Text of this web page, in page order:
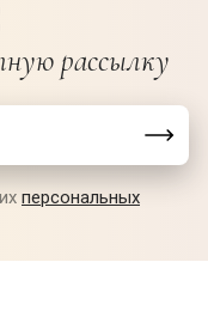
рассылку
персональных